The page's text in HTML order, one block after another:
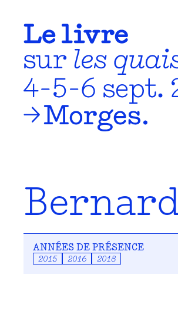
ANNÉES DE PRÉSENCE
2015 2016 2018